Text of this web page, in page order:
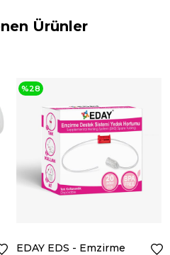
Ürünler
EDAY EDS - Emzirme
%28